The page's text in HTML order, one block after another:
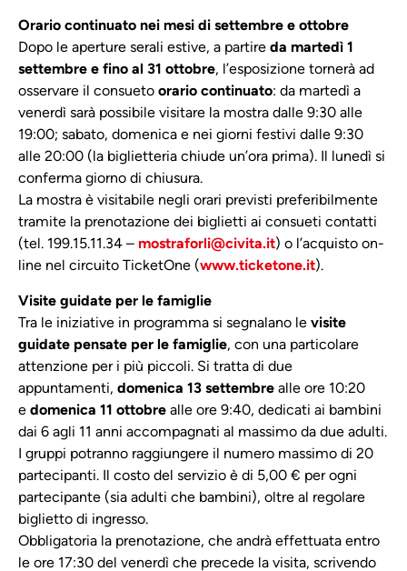
Orario continuato nei mesi di settembre e ottobre
Dopo le aperture serali estive, a partire da martedì 1
settembre e fino al 31 ottobre, l’esposizione tornerà ad
osservare il consueto orario continuato: da martedì a
venerdì sarà possibile visitare la mostra dalle 9:30 alle
19:00; sabato, domenica e nei giorni festivi dalle 9:30
alle 20:00 (la biglietteria chiude un’ora prima). Il lunedì si
conferma giorno di chiusura.
La mostra è visitabile negli orari previsti preferibilmente
tramite la prenotazione dei biglietti ai consueti contatti
(tel. 199.15.11.34 – mostraforli@civita.it) o l’acquisto on-
line nel circuito TicketOne (www.ticketone.it).
Visite guidate per le famiglie
Tra le iniziative in programma si segnalano le visite
guidate pensate per le famiglie, con una particolare
attenzione per i più piccoli. Si tratta di due
appuntamenti, domenica 13 settembre alle ore 10:20
e domenica 11 ottobre alle ore 9:40, dedicati ai bambini
dai 6 agli 11 anni accompagnati al massimo da due adulti.
I gruppi potranno raggiungere il numero massimo di 20
partecipanti. Il costo del servizio è di 5,00 € per ogni
partecipante (sia adulti che bambini), oltre al regolare
biglietto di ingresso.
Obbligatoria la prenotazione, che andrà effettuata entro
le ore 17:30 del venerdì che precede la visita, scrivendo